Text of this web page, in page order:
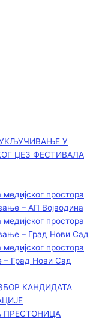
У
ЏЕЗ ФЕСТИВАЛА
простора
– АП Војводинa
простора
– Град Нови Сад
простора
– Град Нови Сад
КАНДИДАТА
ПРЕСТОНИЦА